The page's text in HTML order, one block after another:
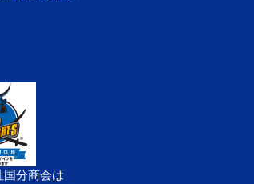
国分商会は